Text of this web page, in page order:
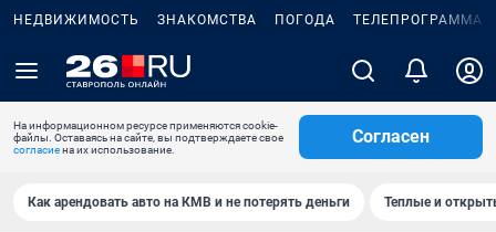
НЕДВИЖИМОСТЬ ЗНАКОМСТВА ПОГОДА ТЕЛЕПРОГРАММА
На информационном ресурсе применяются cookie-
файлы. Оставаясь на сайте, вы подтверждаете свое
согласиена их использование.
Согласен
Как арендовать авто на КМВ и не потерять деньги Теплые и